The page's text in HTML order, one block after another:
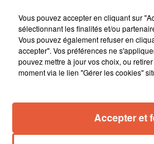
6 août 2026
Arles : après un
abrivado à
6 août 2026
Éclipse solaire du
Vous pouvez accepter en cliquant sur
sélectionnant les finalités et/ou
Vous pouvez également refuser en
accepter". Vos préférences ne
pouvez mettre à jour vos choix, ou
moment via le lien "Gérer les cookies"
Accepter et